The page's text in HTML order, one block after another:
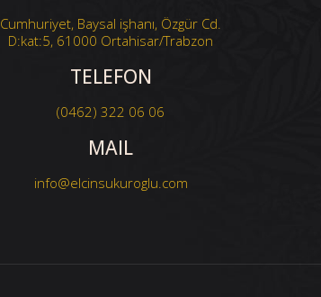
Cumhuriyet, Baysal işhanı, Özgür Cd.
D:kat:5, 61000 Ortahisar/Trabzon
TELEFON
(0462) 322 06 06
MAIL
info@elcinsukuroglu.com